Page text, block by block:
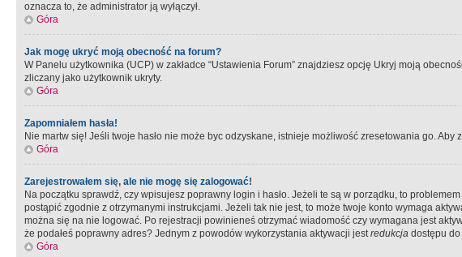
oznacza to, że administrator ją wyłączył.
Góra
Jak mogę ukryć moją obecność na forum?
W Panelu użytkownika (UCP) w zakładce “Ustawienia Forum” znajdziesz opcję Ukryj moją
zliczany jako użytkownik ukryty.
Góra
Zapomniałem hasła!
Nie martw się! Jeśli twoje hasło nie może byc odzyskane, istnieje możliwość zresetowania go.
Góra
Zarejestrowałem się, ale nie mogę się zalogować!
Na początku sprawdź, czy wpisujesz poprawny login i hasło. Jeżeli te są w porządku, to
postąpić zgodnie z otrzymanymi instrukcjami. Jeżeli tak nie jest, to może twoje konto wymaga
można się na nie logować. Po rejestracji powinieneś otrzymać wiadomość czy wymagana jest
że podałeś poprawny adres? Jednym z powodów wykorzystania aktywacji jestredukcja dostępu
Góra